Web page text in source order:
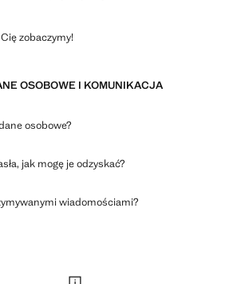
zobaczymy!
OSOBOWE I KOMUNIKACJA
osobowe?
jak mogę je odzyskać?
wiadomościami?